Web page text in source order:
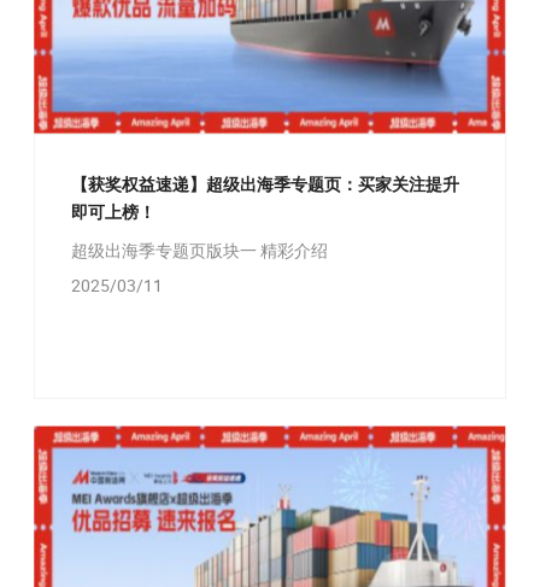
【获奖权益速递】超级出海季专题页：买家关注提升
即可上榜！
超级出海季专题页版块一 精彩介绍
2025/03/11